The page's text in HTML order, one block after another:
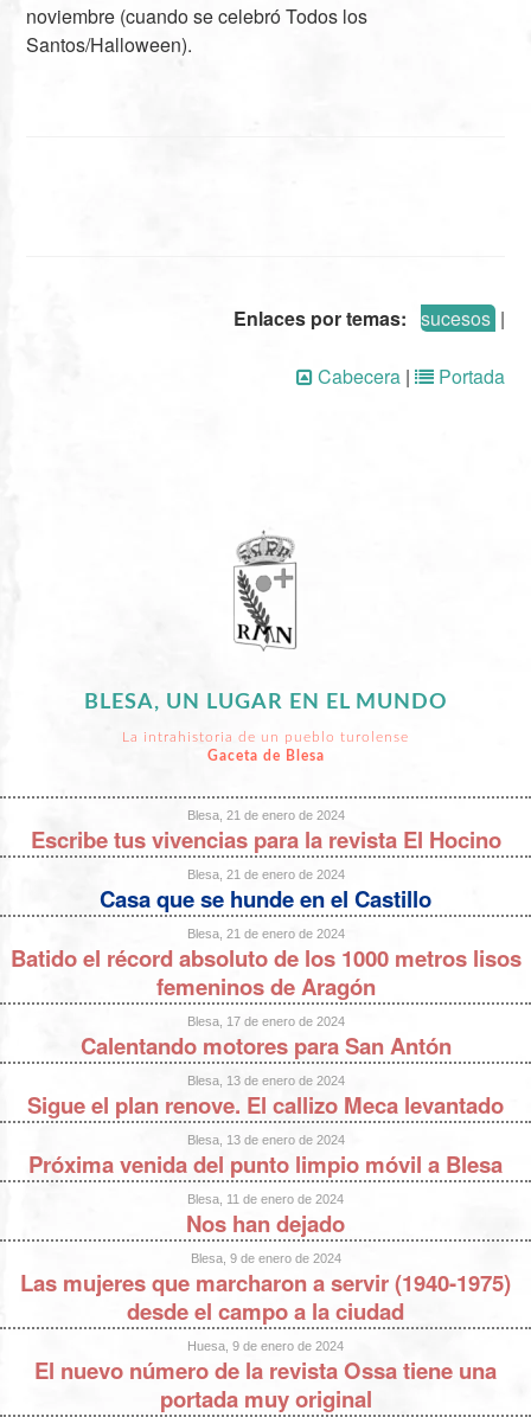
noviembre (cuando se celebró Todos los
Santos/Halloween).
Enlaces por temas: sucesos|
Cabecera| Portada
BLESA, UN LUGAR EN EL MUNDO
La intrahistoria de un pueblo turolense
Gaceta de Blesa
Blesa, 21 de enero de 2024
Escribe tus vivencias para la revista El Hocino
Blesa, 21 de enero de 2024
Casa que se hunde en el Castillo
Blesa, 21 de enero de 2024
Batido el récord absoluto de los 1000 metros lisos
femeninos de Aragón
Blesa, 17 de enero de 2024
Calentando motores para San Antón
Blesa, 13 de enero de 2024
Sigue el plan renove. El callizo Meca levantado
Blesa, 13 de enero de 2024
Próxima venida del punto limpio móvil a Blesa
Blesa, 11 de enero de 2024
Nos han dejado
Blesa, 9 de enero de 2024
Las mujeres que marcharon a servir (1940-1975)
desde el campo a la ciudad
Huesa, 9 de enero de 2024
El nuevo número de la revista Ossa tiene una
portada muy original